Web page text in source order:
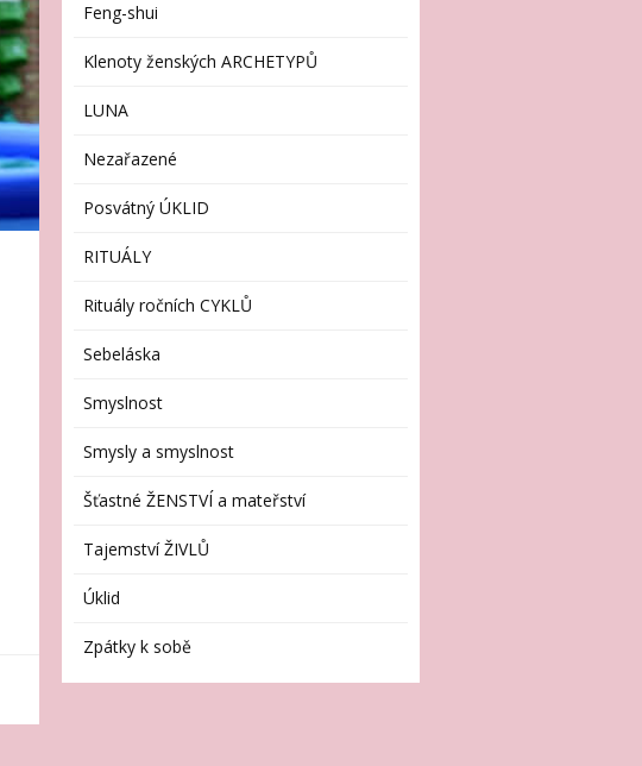
Feng-shui
Klenoty ženských ARCHETYPŮ
LUNA
Nezařazené
Posvátný ÚKLID
RITUÁLY
Rituály ročních CYKLŮ
Sebeláska
Smyslnost
Smysly a smyslnost
Šťastné ŽENSTVÍ a mateřství
Tajemství ŽIVLŮ
Úklid
Zpátky k sobě